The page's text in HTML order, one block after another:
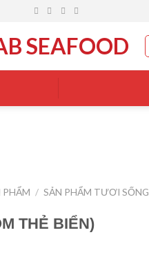
PHẨM / SẢN PHẨM TƯƠI SỐNG
THẺ BIỂN)